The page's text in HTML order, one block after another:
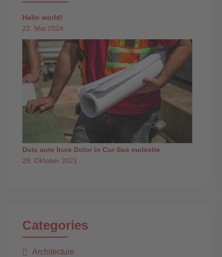
Hello world!
22. Mai 2024
Duis aute Irure Dolor in Cur Sus molestie
29. Oktober 2021
Categories
Architecture